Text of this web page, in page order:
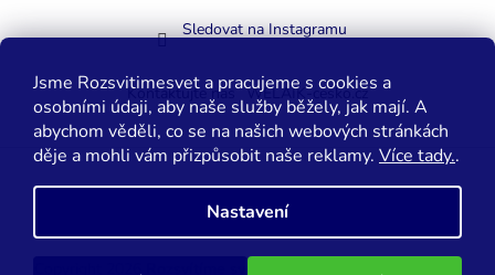
Jsme Rozsvitimesvet a pracujeme s cookies a
osobními údaji, aby naše služby běžely, jak mají. A
abychom věděli, co se na našich webových stránkách
děje a mohli vám přizpůsobit naše reklamy. Více tady..
Nastavení
Sledovat na Instagramu
Kontaktujte nás WELAIK-cesko.cz
Vytvořil Shoptet